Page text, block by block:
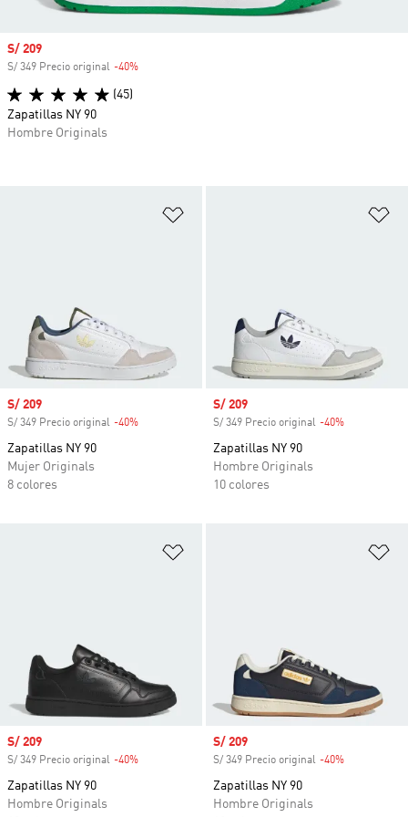
Precio de venta
S/ 209
S/ 349 Precio original -40%
Zapatillas NY 90
Mujer Originals
8 colores
Precio de venta
S/ 209
S/ 349 Precio original -40%
Zapatillas NY 90
Hombre Originals
10 colores
Precio de venta
S/ 209
S/ 349 Precio original -40%
Zapatillas NY 90
Hombre Originals
Precio de venta
S/ 209
S/ 349 Precio original -40%
Zapatillas NY 90
Hombre Originals
Precio de venta
S/ 209
S/ 349 Precio original -40%
(45)
Zapatillas NY 90
Hombre Originals